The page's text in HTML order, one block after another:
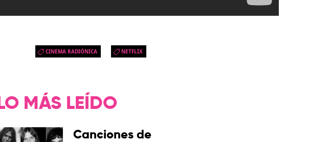
CINEMA RADIÓNICA NETFLIX
LO MÁS LEÍDO
Canciones de